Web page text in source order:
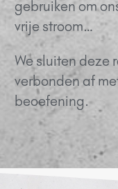
gebruiken om
vrije stroom…
We sluiten deze
verbonden af
beoefening.